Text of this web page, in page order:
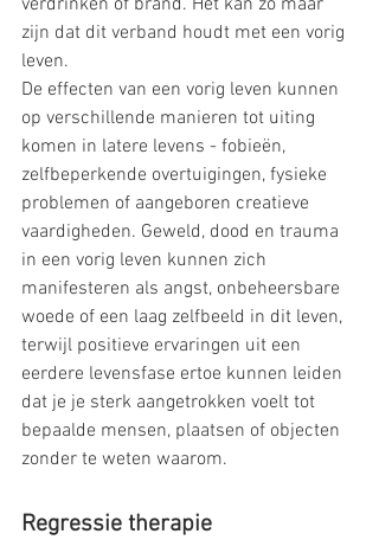
verdrinken of brand. Het kan zo maar
zijn dat dit verband houdt met een vorig
leven.
De effecten van een vorig leven kunnen
op verschillende manieren tot uiting
komen in latere levens - fobieën,
zelfbeperkende overtuigingen, fysieke
problemen of aangeboren creatieve
vaardigheden. Geweld, dood en trauma
in een vorig leven kunnen zich
manifesteren als angst, onbeheersbare
woede of een laag zelfbeeld in dit leven,
terwijl positieve ervaringen uit een
eerdere levensfase ertoe kunnen leiden
dat je je sterk aangetrokken voelt tot
bepaalde mensen, plaatsen of objecten
zonder te weten waarom.
Regressie therapie